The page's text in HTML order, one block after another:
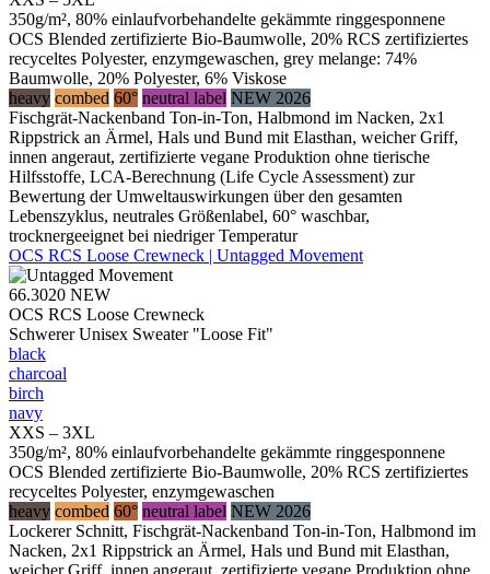
350g/m², 80% einlaufvorbehandelte gekämmte ringgesponnene
OCS Blended zertifizierte Bio-Baumwolle, 20% RCS zertifiziertes
recyceltes Polyester, enzymgewaschen, grey melange: 74%
Baumwolle, 20% Polyester, 6% Viskose
heavy combed 60° neutral label NEW 2026
Fischgrät-Nackenband Ton-in-Ton, Halbmond im Nacken, 2x1
Rippstrick an Ärmel, Hals und Bund mit Elasthan, weicher Griff,
innen angeraut, zertifizierte vegane Produktion ohne tierische
Hilfsstoffe, LCA-Berechnung (Life Cycle Assessment) zur
Bewertung der Umweltauswirkungen über den gesamten
Lebenszyklus, neutrales Größenlabel, 60° waschbar,
trocknergeeignet bei niedriger Temperatur
OCS RCS Loose Crewneck | Untagged Movement
66.3020 NEW
OCS RCS Loose Crewneck
Schwerer Unisex Sweater "Loose Fit"
black
charcoal
birch
navy
XXS – 3XL
350g/m², 80% einlaufvorbehandelte gekämmte ringgesponnene
OCS Blended zertifizierte Bio-Baumwolle, 20% RCS zertifiziertes
recyceltes Polyester, enzymgewaschen
heavy combed 60° neutral label NEW 2026
Lockerer Schnitt, Fischgrät-Nackenband Ton-in-Ton, Halbmond im
Nacken, 2x1 Rippstrick an Ärmel, Hals und Bund mit Elasthan,
weicher Griff, innen angeraut, zertifizierte vegane Produktion ohne